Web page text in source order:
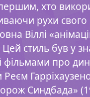
хто
рухи
Віллі
стиль був у
фільмами про
Синдбада»